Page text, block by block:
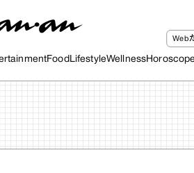
Food LifestyleWellness
Web